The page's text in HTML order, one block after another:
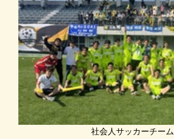
社会人サッカーチーム